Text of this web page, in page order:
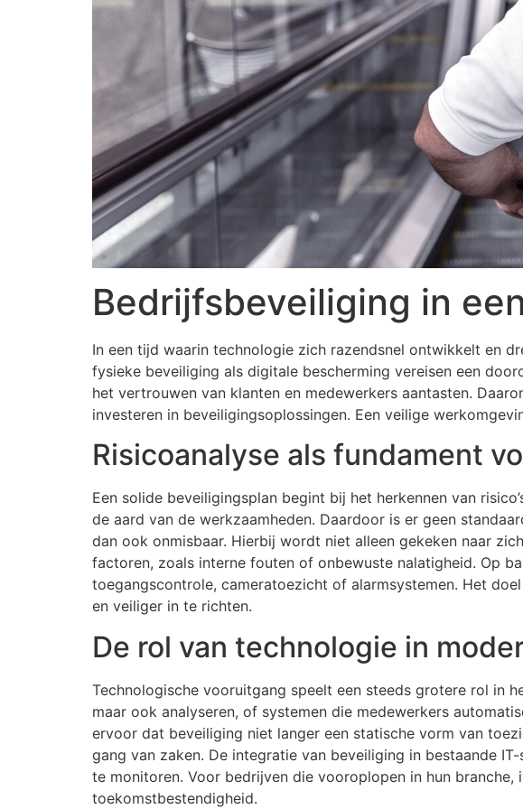
Bedrijfsbeveiliging in
In een tijd waarin technologie zich razendsnel ontwikkelt en
fysieke beveiliging als digitale bescherming vereisen een
het vertrouwen van klanten en medewerkers aantasten.
investeren in beveiligingsoplossingen. Een veilige
Risicoanalyse als fundament
Een solide beveiligingsplan begint bij het herkennen van
de aard van de werkzaamheden. Daardoor is er geen
dan ook onmisbaar. Hierbij wordt niet alleen gekeken naar
factoren, zoals interne fouten of onbewuste nalatigheid. Op
toegangscontrole, cameratoezicht of alarmsystemen. Het
en veiliger in te richten.
De rol van technologie in
Technologische vooruitgang speelt een steeds grotere rol in
maar ook analyseren, of systemen die medewerkers
ervoor dat beveiliging niet langer een statische vorm van
gang van zaken. De integratie van beveiliging in bestaande
te monitoren. Voor bedrijven die vooroplopen in hun
toekomstbestendigheid.